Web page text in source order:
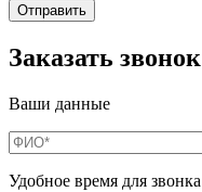
Заказать звонок
Ваши данные
Удобное время для звонка